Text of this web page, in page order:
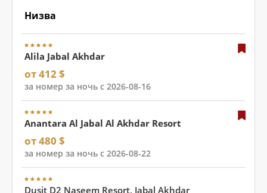
Низва
Alila Jabal Akhdar
от 412 $
за номер за ночь с 2026-08-16
Anantara Al Jabal Al Akhdar Resort
от 480 $
за номер за ночь с 2026-08-22
Dusit D2 Naseem Resort, Jabal Akhdar